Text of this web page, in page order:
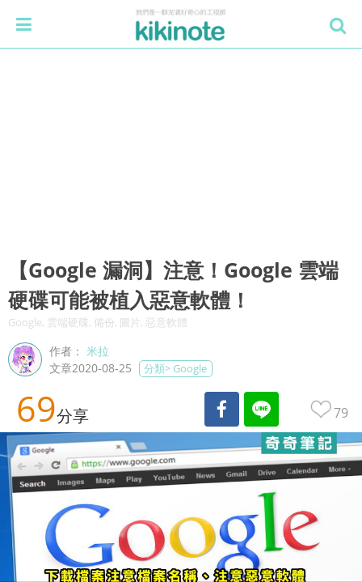
【Google 漏洞】注意！Google 雲端
硬碟可能被植入惡意軟體！
Google, 雲端硬碟, 備份, 圖片, 惡意軟體
作者：米拉
文章2020-08-25
分類> Google
69分享 79